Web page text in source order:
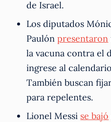
de Israel.
Los diputados
Paulónpresentaron
la vacuna contra el
ingrese al
También buscan
para repelentes.
Lionel Messi se bajó